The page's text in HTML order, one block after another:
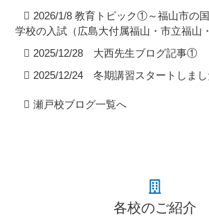
2026/1/8 教育トピック①～福山市の
学校の入試（広島大付属福山・市立福山
2025/12/28 大西先生ブログ記事①
2025/12/24 冬期講習スタートしまし
瀬戸校ブログ一覧へ
各校のご紹介